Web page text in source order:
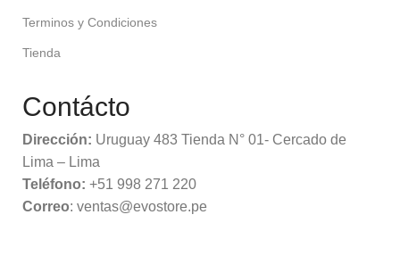
Terminos y Condiciones
Tienda
Contácto
Dirección: Uruguay 483 Tienda N° 01- Cercado de
Lima – Lima
Teléfono: +51 998 271 220
Correo: ventas@evostore.pe